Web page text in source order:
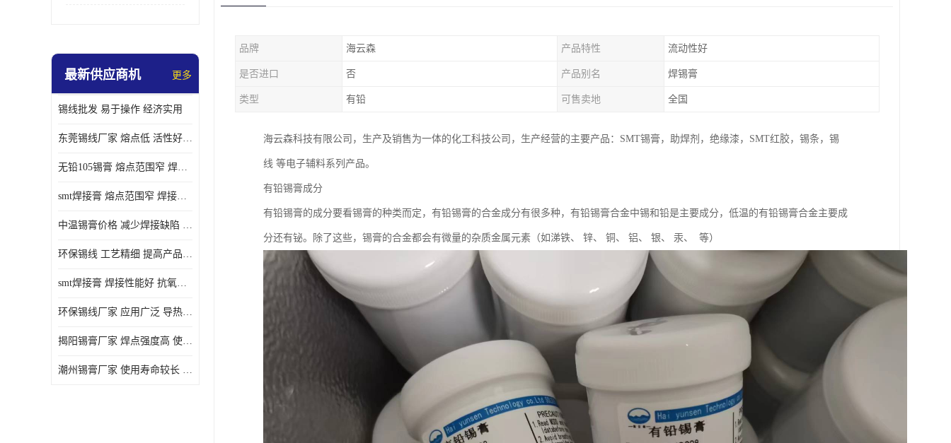
最新供应商机 更多
锡线批发 易于操作 经济实用
东莞锡线厂家 熔点低 活性好 提高产品质量
无铅105锡膏 熔点范围窄 焊点强度高 电气性能稳定
smt焊接膏 熔点范围窄 焊接温度低 使用寿命较长
中温锡膏价格 减少焊接缺陷 减少维护成本 抗氧化性能好
环保锡线 工艺精细 提高产品质量
smt焊接膏 焊接性能好 抗氧化性能好 焊接温度低
环保锡线厂家 应用广泛 导热性能好
揭阳锡膏厂家 焊点强度高 使用寿命较长
潮州锡膏厂家 使用寿命较长 电气性能稳定
品牌 海云森 产品特性 流动性好
是否进口 否 产品别名 焊锡膏
类型 有铅 可售卖地 全国
海云森科技有限公司，生产及销售为一体的化工科技公司，生产经营的主要产品：SMT锡膏，助焊剂，绝缘漆，SMT红胶，锡条，锡
线 等电子辅料系列产品。
有铅锡膏成分
有铅锡膏的成分要看锡膏的种类而定，有铅锡膏的合金成分有很多种，有铅锡膏合金中锡和铅是主要成分，低温的有铅锡膏合金主要成
分还有铋。除了这些，锡膏的合金都会有微量的杂质金属元素（如涕铁、 锌、 铜、 铝、 银、 汞、 等）